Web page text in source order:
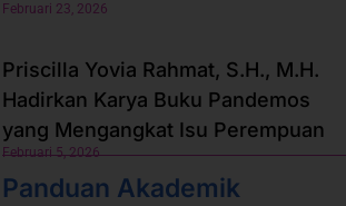
Februari 23, 2026
Priscilla Yovia Rahmat, S.H., M.H.
Hadirkan Karya Buku Pandemos
yang Mengangkat Isu Perempuan
Februari 5, 2026
Panduan Akademik